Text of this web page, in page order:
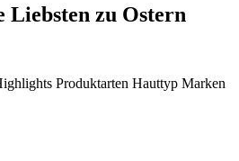
Liebsten zu Ostern
Produktarten Hauttyp Marken